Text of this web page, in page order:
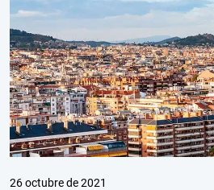
26 octubre de 2021